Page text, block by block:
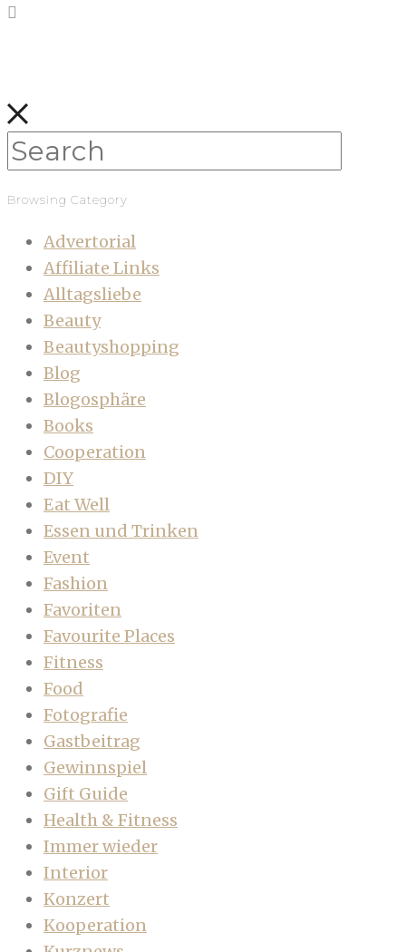
Browsing Category
Advertorial
Affiliate Links
Alltagsliebe
Beauty
Beautyshopping
Blog
Blogosphäre
Books
Cooperation
DIY
Eat Well
Essen und Trinken
Event
Fashion
Favoriten
Favourite Places
Fitness
Food
Fotografie
Gastbeitrag
Gewinnspiel
Gift Guide
Health & Fitness
Immer wieder
Interior
Konzert
Kooperation